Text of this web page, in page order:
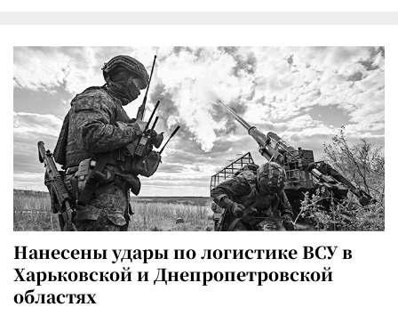
Нанесены удары по логистике ВСУ в
Харьковской и Днепропетровской
областях